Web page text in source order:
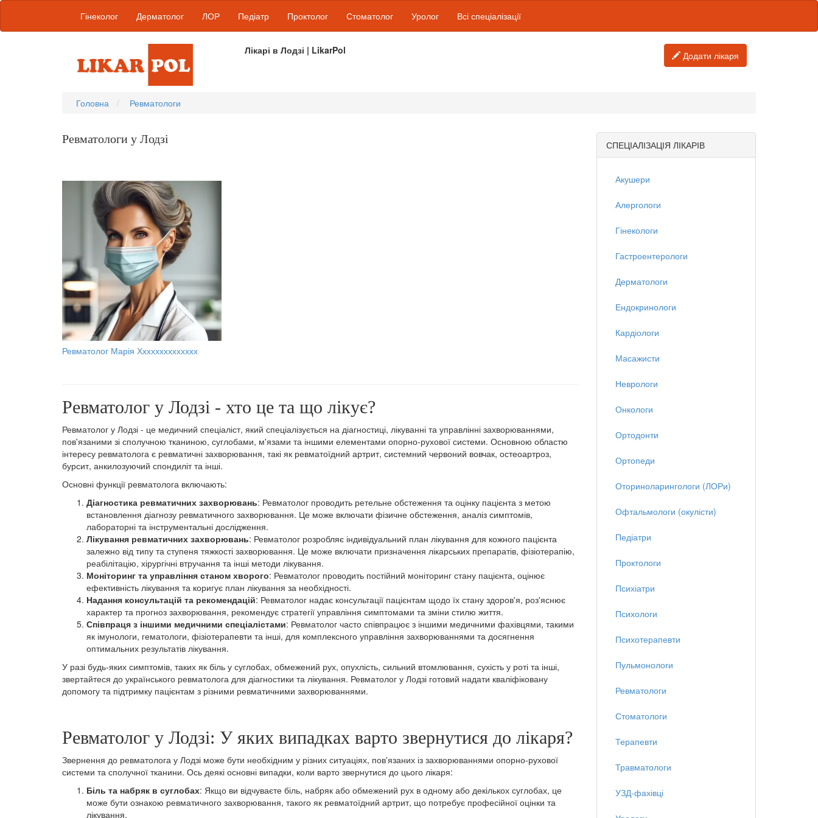
Гінеколог Дерматолог ЛОР Педіатр Проктолог Стоматолог Уролог Всі спеціалізації
Лікарі в Лодзі | LikarPol Додати лікаря
Головна Ревматологи
Ревматологи у Лодзі
Ревматолог Марія Хххххххххххххх
Ревматолог у Лодзі - хто це та що лікує?
Ревматолог у Лодзі - це медичний спеціаліст, який спеціалізується на діагностиці, лікуванні та управлінні захворюваннями,
пов'язаними зі сполучною тканиною, суглобами, м'язами та іншими елементами опорно-рухової системи. Основною областю
інтересу ревматолога є ревматичні захворювання, такі як ревматоїдний артрит, системний червоний вовчак, остеоартроз,
бурсит, анкилозуючий спондиліт та інші.
Основні функції ревматолога включають:
Діагностика ревматичних захворювань: Ревматолог проводить ретельне обстеження та оцінку пацієнта з метою
встановлення діагнозу ревматичного захворювання. Це може включати фізичне обстеження, аналіз симптомів,
лабораторні та інструментальні дослідження.
Лікування ревматичних захворювань: Ревматолог розробляє індивідуальний план лікування для кожного пацієнта
залежно від типу та ступеня тяжкості захворювання. Це може включати призначення лікарських препаратів, фізіотерапію,
реабілітацію, хірургічні втручання та інші методи лікування.
Моніторинг та управління станом хворого: Ревматолог проводить постійний моніторинг стану пацієнта, оцінює
ефективність лікування та коригує план лікування за необхідності.
Надання консультацій та рекомендацій: Ревматолог надає консультації пацієнтам щодо їх стану здоров'я, роз'яснює
характер та прогноз захворювання, рекомендує стратегії управління симптомами та зміни стилю життя.
Співпраця з іншими медичними спеціалістами: Ревматолог часто співпрацює з іншими медичними фахівцями, такими
як імунологи, гематологи, фізіотерапевти та інші, для комплексного управління захворюваннями та досягнення
оптимальних результатів лікування.
У разі будь-яких симптомів, таких як біль у суглобах, обмежений рух, опухлість, сильний втомлювання, сухість у роті та інші,
звертайтеся до українського ревматолога для діагностики та лікування. Ревматолог у Лодзі готовий надати кваліфіковану
допомогу та підтримку пацієнтам з різними ревматичними захворюваннями.
Ревматолог у Лодзі: У яких випадках варто звернутися до лікаря?
Звернення до ревматолога у Лодзі може бути необхідним у різних ситуаціях, пов'язаних із захворюваннями опорно-рухової
системи та сполучної тканини. Ось деякі основні випадки, коли варто звернутися до цього лікаря:
Біль та набряк в суглобах: Якщо ви відчуваєте біль, набряк або обмежений рух в одному або декількох суглобах, це
може бути ознакою ревматичного захворювання, такого як ревматоїдний артрит, що потребує професійної оцінки та
лікування.
СПЕЦІАЛІЗАЦІЯ ЛІКАРІВ
Акушери
Алергологи
Гінекологи
Гастроентерологи
Дерматологи
Ендокринологи
Кардіологи
Масажисти
Неврологи
Онкологи
Ортодонти
Ортопеди
Оториноларингологи (ЛОРи)
Офтальмологи (окулісти)
Педіатри
Проктологи
Психіатри
Психологи
Психотерапевти
Пульмонологи
Ревматологи
Стоматологи
Терапевти
Травматологи
УЗД-фахівці